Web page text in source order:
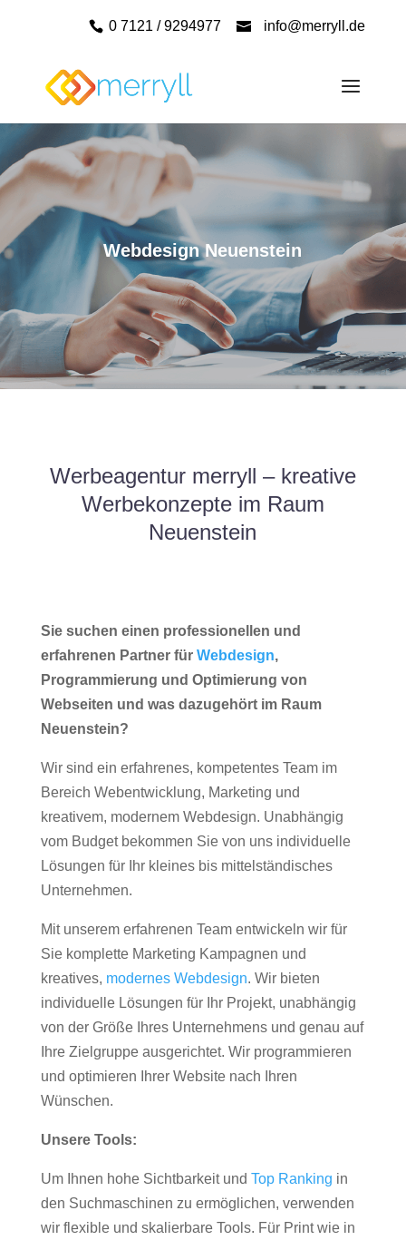
0 7121 / 9294977 info@merryll.de
Webdesign Neuenstein
Werbeagentur merryll – kreative
Werbekonzepte im Raum
Neuenstein
Sie suchen einen professionellen und
erfahrenen Partner für Webdesign,
Programmierung und Optimierung von
Webseiten und was dazugehört im Raum
Neuenstein?
Wir sind ein erfahrenes, kompetentes Team im
Bereich Webentwicklung, Marketing und
kreativem, modernem Webdesign. Unabhängig
vom Budget bekommen Sie von uns individuelle
Lösungen für Ihr kleines bis mittelständisches
Unternehmen.
Mit unserem erfahrenen Team entwickeln wir für
Sie komplette Marketing Kampagnen und
kreatives, modernes Webdesign. Wir bieten
individuelle Lösungen für Ihr Projekt, unabhängig
von der Größe Ihres Unternehmens und genau auf
Ihre Zielgruppe ausgerichtet. Wir programmieren
und optimieren Ihrer Website nach Ihren
Wünschen.
Unsere Tools:
Um Ihnen hohe Sichtbarkeit und Top Ranking in
den Suchmaschinen zu ermöglichen, verwenden
wir flexible und skalierbare Tools. Für Print wie in